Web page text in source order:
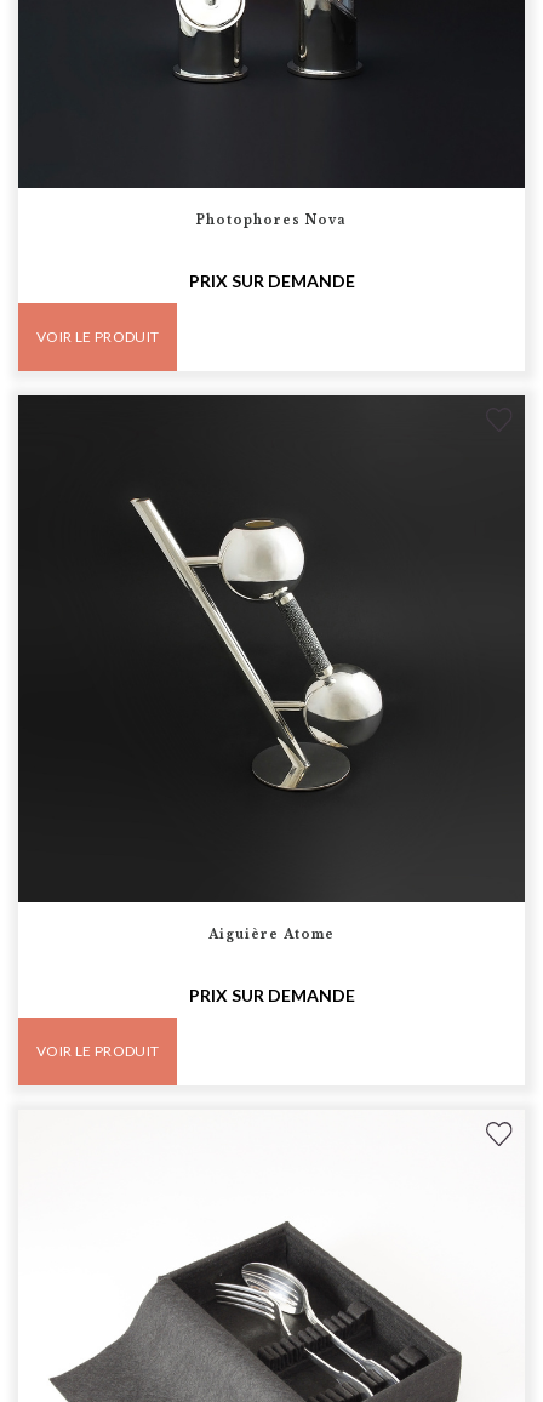
Photophores Nova
PRIX SUR DEMANDE
VOIR LE PRODUIT
Aiguière Atome
PRIX SUR DEMANDE
VOIR LE PRODUIT